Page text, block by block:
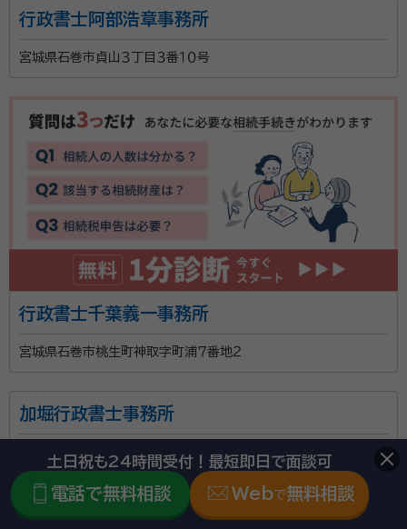
行政書士阿部浩章事務所
宮城県石巻市貞山３丁目３番１０号
行政書士千葉義一事務所
宮城県石巻市桃生町神取字町浦７番地２
加堀行政書士事務所
宮城県石巻市日和が丘４丁目１番２６号
新田和夫行政書士事務所
土日祝も24時間受付！最短即日で面談可
電話で無料相談 Webで無料相談